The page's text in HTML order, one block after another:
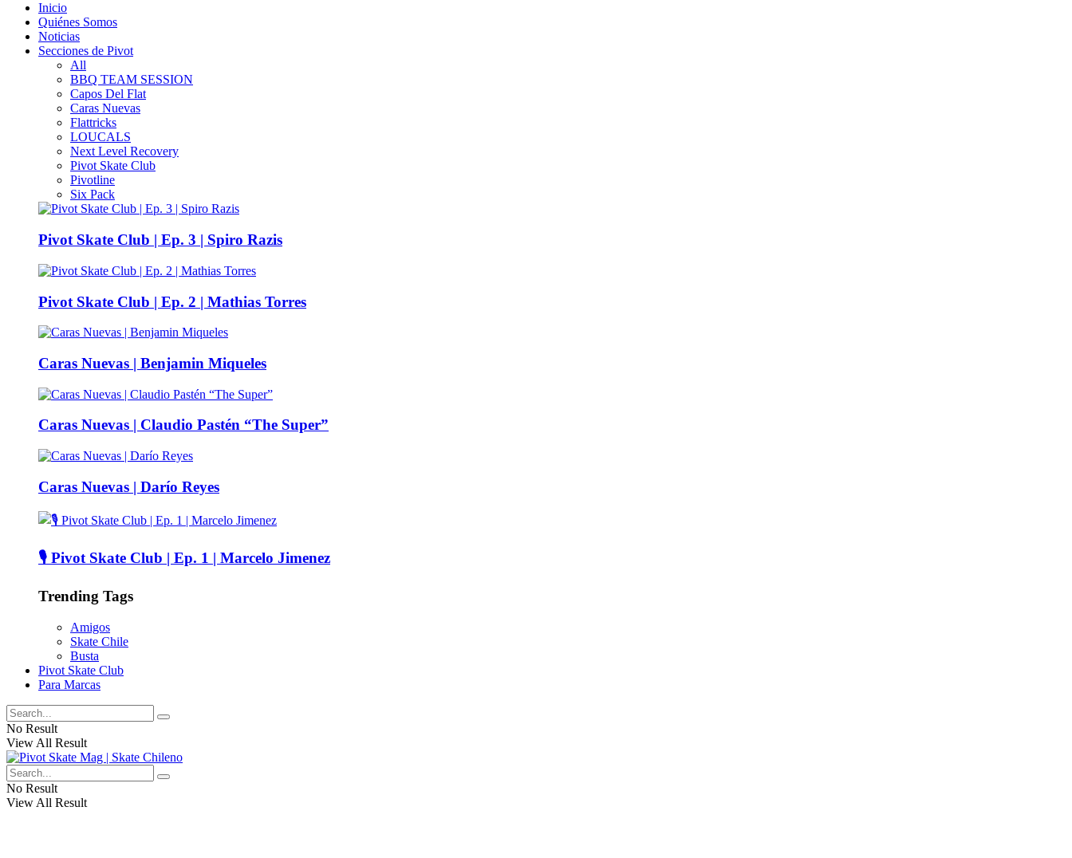
Inicio
Quiénes Somos
Noticias
Secciones de Pivot
All
BBQ TEAM SESSION
Capos Del Flat
Caras Nuevas
Flattricks
LOUCALS
Next Level Recovery
Pivot Skate Club
Pivotline
Six Pack
Pivot Skate Club | Ep. 3 | Spiro Razis
Pivot Skate Club | Ep. 2 | Mathias Torres
Caras Nuevas | Benjamin Miqueles
Caras Nuevas | Claudio Pastén “The Super”
Caras Nuevas | Darío Reyes
🎙️ Pivot Skate Club | Ep. 1 | Marcelo Jimenez
Trending Tags
Amigos
Skate Chile
Busta
Pivot Skate Club
Para Marcas
No Result
View All Result
No Result
View All Result